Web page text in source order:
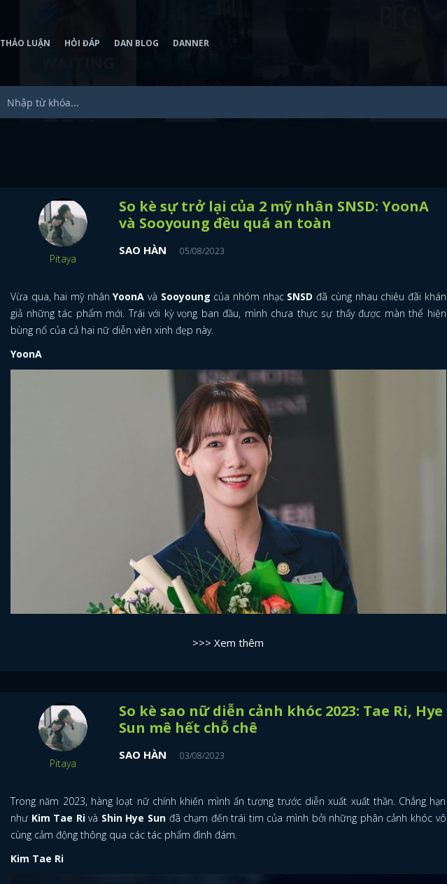
THẢO LUẬN HỎI ĐÁP DAN BLOG DANNER
Pitaya
So kè sự trở lại của 2 mỹ nhân SNSD: YoonA
và Sooyoung đều quá an toàn
SAO HÀN 05/08/2023
Vừa qua, hai mỹ nhânYoonA và Sooyoung của nhóm nhạc SNSDđã cùng nhau chiêu đãi khán
giả những tác phẩm mới. Trái với kỳ vọng ban đầu, mình chưa thực sự thấy được màn thể hiện
bùng nổ của cả hai nữ diễn viên xinh đẹp này.
YoonA
>>> Xem thêm
Pitaya
So kè sao nữ diễn cảnh khóc 2023: Tae Ri, Hye
Sun mê hết chỗ chê
SAO HÀN 03/08/2023
Trong năm 2023, hàng loạt nữ chính khiến mình ấn tượng trước diễn xuất xuất thần. Chẳng hạn
như Kim Tae Rivà Shin Hye Sun đã chạm đến trái tim của mình bởi những phân cảnh khóc vô
cùng cảm động thông qua các tác phẩm đình đám.
Kim Tae Ri